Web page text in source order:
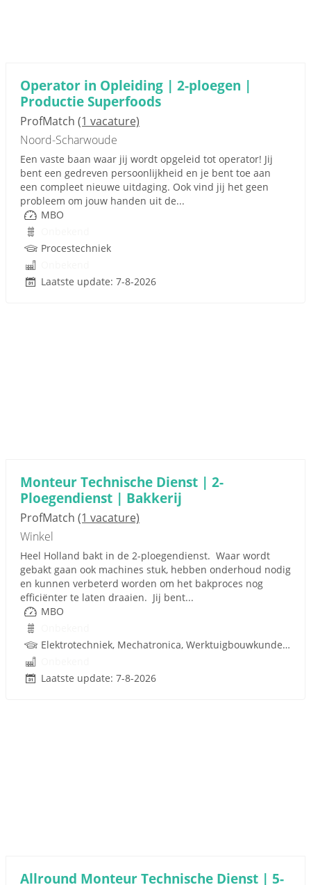
Operator in Opleiding | 2-ploegen |
Productie Superfoods
ProfMatch (1 vacature)
Noord-Scharwoude
Een vaste baan waar jij wordt opgeleid tot operator! Jij
bent een gedreven persoonlijkheid en je bent toe aan
een compleet nieuwe uitdaging. Ook vind jij het geen
probleem om jouw handen uit de...
MBO
Procestechniek
Laatste update: 7-8-2026
Monteur Technische Dienst | 2-
Ploegendienst | Bakkerij
ProfMatch (1 vacature)
Winkel
Heel Holland bakt in de 2-ploegendienst. Waar wordt
gebakt gaan ook machines stuk, hebben onderhoud nodig
en kunnen verbeterd worden om het bakproces nog
efficiënter te laten draaien. Jij bent...
MBO
Elektrotechniek, Mechatronica, Werktuigbouwkunde, Pneumatiek, Techniek
Laatste update: 7-8-2026
Allround Monteur Technische Dienst | 5-